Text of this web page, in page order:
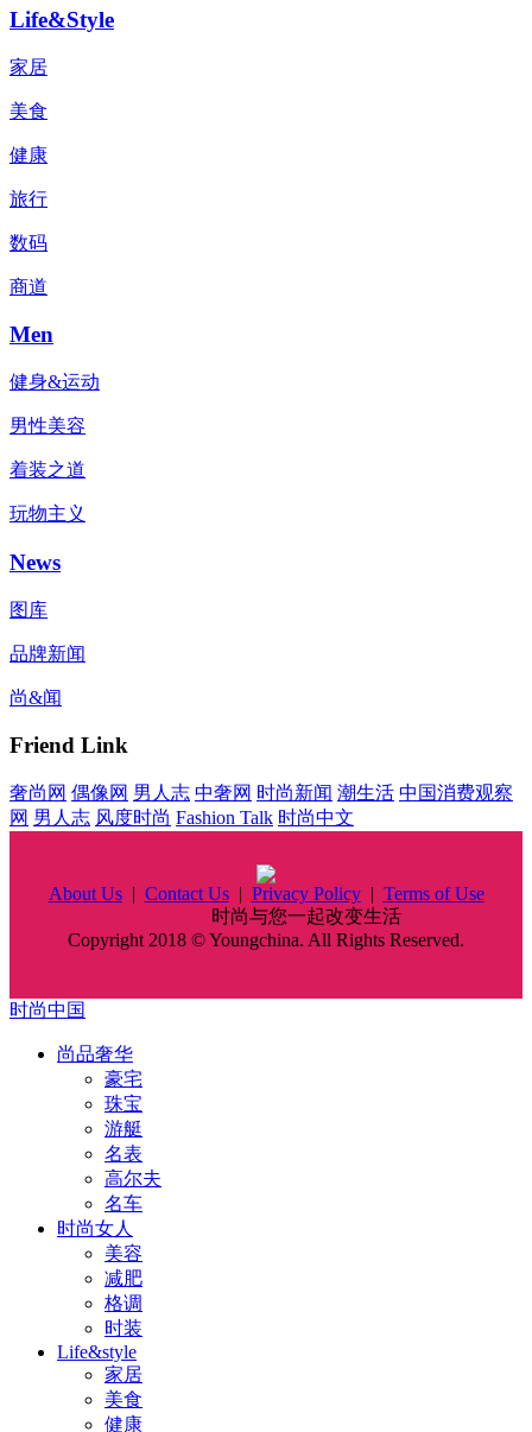
Life&Style
家居
美食
健康
旅行
数码
商道
Men
健身&运动
男性美容
着装之道
玩物主义
News
图库
品牌新闻
尚&闻
Friend Link
奢尚网 偶像网 男人志 中奢网 时尚新闻 潮生活 中国消费观察
网 男人志 风度时尚 Fashion Talk 时尚中文
About Us| Contact Us| Privacy Policy| Terms of Use
时尚与您一起改变生活
Copyright 2018 © Youngchina. All Rights Reserved.
时尚中国
尚品奢华
豪宅
珠宝
游艇
名表
高尔夫
名车
时尚女人
美容
减肥
格调
时装
Life&style
家居
美食
健康